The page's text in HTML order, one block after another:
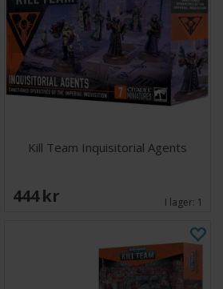
Kill Team Inquisitorial Agents
444 SEK I lager: 1